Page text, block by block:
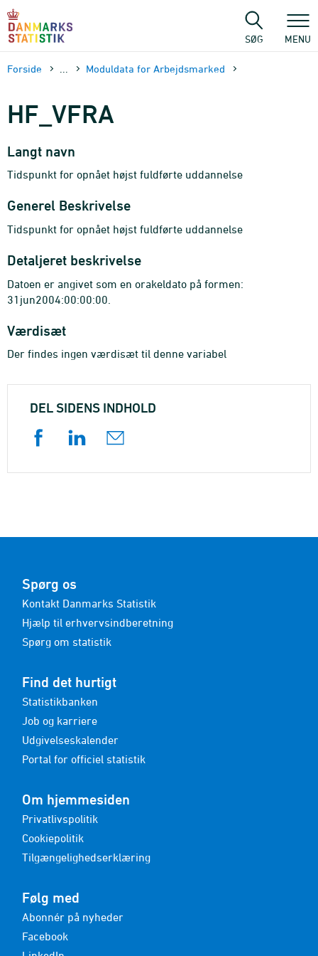
sidens
SØG MENU
Forside Moduldata for Arbejdsmarked
HF_VFRA
Langt navn
Tidspunkt for opnået højst fuldførte uddannelse
Generel Beskrivelse
Tidspunkt for opnået højst fuldførte uddannelse
Detaljeret beskrivelse
Datoen er angivet som en orakeldato på formen:
31jun2004:00:00:00.
Værdisæt
Der findes ingen værdisæt til denne variabel
DEL SIDENS INDHOLD
Spørg os
Kontakt Danmarks Statistik
Hjælp til erhvervsindberetning
Spørg om statistik
Find det hurtigt
Statistikbanken
Job og karriere
Udgivelseskalender
Portal for officiel statistik
Om hjemmesiden
Privatlivspolitik
Cookiepolitik
Tilgængelighedserklæring
Følg med
Abonnér på nyheder
Facebook